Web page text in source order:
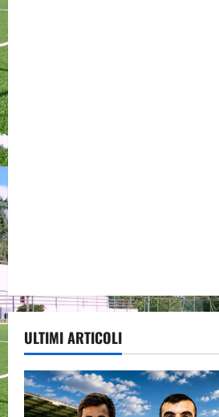
ULTIMI ARTICOLI